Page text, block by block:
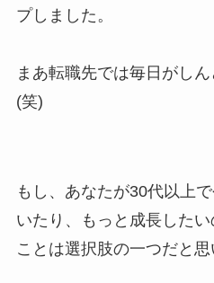
プしました。
まあ転職先では毎日がしん
(笑)
もし、あなたが30代以上
いたり、もっと成長した
ことは選択肢の一つだと思